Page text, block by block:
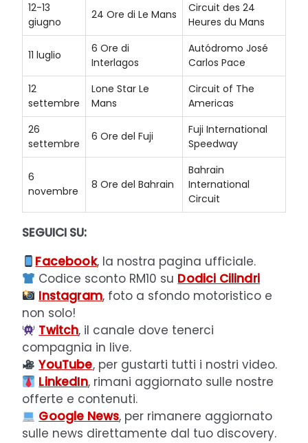
12-13
giugno
24 Ore di Le Mans
Circuit des 24
Heures du Mans
11 luglio
6 Ore di
Interlagos
Autódromo José
Carlos Pace
12
settembre
Lone Star Le
Mans
Circuit of The
Americas
26
settembre
6 Ore del Fuji
Fuji International
Speedway
6
novembre
8 Ore del Bahrain
Bahrain
International
Circuit
SEGUICI SU:
Facebook, la nostra pagina ufficiale.
Codice sconto RM10 su Dodici Cilindri
Instagram, foto a sfondo motoristico e
non solo!
Twitch, il canale dove tenerci
compagnia in live.
YouTube, per gustarti tutti i nostri video.
LinkedIn, rimani aggiornato sulle nostre
offerte e contenuti.
Google News, per rimanere aggiornato
sulle news direttamente dal tuo discovery.